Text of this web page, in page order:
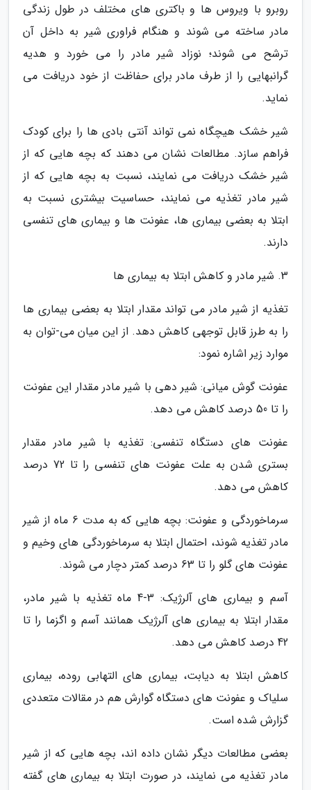
روبرو با ویروس ها و باکتری های مختلف در طول زندگی
مادر ساخته می شوند و هنگام فراوری شیر به داخل آن
ترشح می شوند؛ نوزاد شیر مادر را می خورد و هدیه
گرانبهایی را از طرف مادر برای حفاظت از خود دریافت می
نماید.
شیر خشک هیچگاه نمی تواند آنتی بادی ها را برای کودک
فراهم سازد. مطالعات نشان می دهند که بچه هایی که از
شیر خشک دریافت می نمایند، نسبت به بچه هایی که از
شیر مادر تغذیه می نمایند، حساسیت بیشتری نسبت به
ابتلا به بعضی بیماری ها، عفونت ها و بیماری های تنفسی
دارند.
3. شیر مادر و کاهش ابتلا به بیماری ها
تغذیه از شیر مادر می تواند مقدار ابتلا به بعضی بیماری ها
را به طرز قابل توجهی کاهش دهد. از این میان می-توان به
موارد زیر اشاره نمود:
عفونت گوش میانی: شیر دهی با شیر مادر مقدار این عفونت
را تا 50 درصد کاهش می دهد.
عفونت های دستگاه تنفسی: تغذیه با شیر مادر مقدار
بستری شدن به علت عفونت های تنفسی را تا 72 درصد
کاهش می دهد.
سرماخوردگی و عفونت: بچه هایی که به مدت 6 ماه از شیر
مادر تغذیه شوند، احتمال ابتلا به سرماخوردگی های وخیم و
عفونت های گلو را تا 63 درصد کمتر دچار می شوند.
آسم و بیماری های آلرژیک: 3-4 ماه تغذیه با شیر مادر،
مقدار ابتلا به بیماری های آلرژیک همانند آسم و اگزما را تا
42 درصد کاهش می دهد.
کاهش ابتلا به دیابت، بیماری های التهابی روده، بیماری
سلیاک و عفونت های دستگاه گوارش هم در مقالات متعددی
گزارش شده است.
بعضی مطالعات دیگر نشان داده اند، بچه هایی که از شیر
مادر تغذیه می نمایند، در صورت ابتلا به بیماری های گفته